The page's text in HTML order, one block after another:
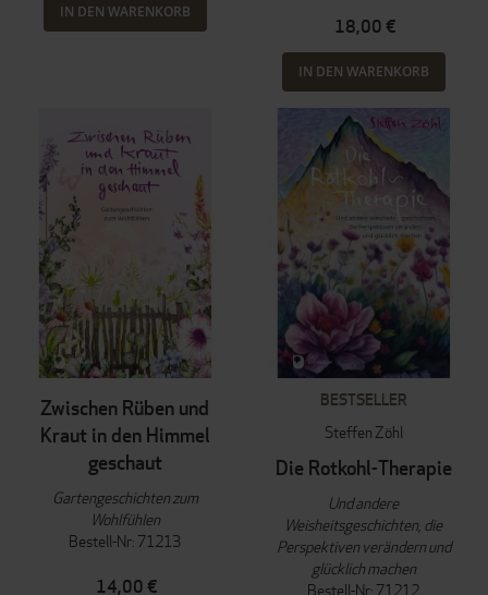
IN DEN WARENKORB
18,00 €
IN DEN WARENKORB
Zwischen Rüben und
Kraut in den Himmel
geschaut
Gartengeschichten zum
Wohlfühlen
Bestell-Nr: 71213
14,00 €
BESTSELLER
Steffen Zöhl
Die Rotkohl-Therapie
Und andere
Weisheitsgeschichten, die
Perspektiven verändern und
glücklich machen
Bestell-Nr: 71212